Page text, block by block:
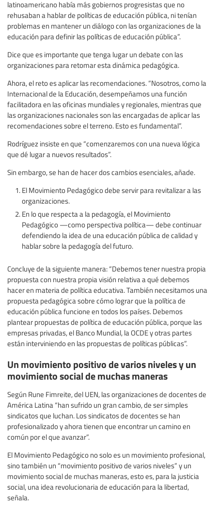
latinoamericano había más gobiernos progresistas que no
rehusaban a hablar de políticas de educación pública, ni tenían
problemas en mantener un diálogo con las organizaciones de la
educación para definir las políticas de educación pública”.
Dice que es importante que tenga lugar un debate con las
organizaciones para retomar esta dinámica pedagógica.
Ahora, el reto es aplicar las recomendaciones. “Nosotros, como la
Internacional de la Educación, desempeñamos una función
facilitadora en las oficinas mundiales y regionales, mientras que
las organizaciones nacionales son las encargadas de aplicar las
recomendaciones sobre el terreno. Esto es fundamental”.
Rodríguez insiste en que “comenzaremos con una nueva lógica
que dé lugar a nuevos resultados”.
Sin embargo, se han de hacer dos cambios esenciales, añade.
El Movimiento Pedagógico debe servir para revitalizar a las
organizaciones.
En lo que respecta a la pedagogía, el Movimiento
Pedagógico —como perspectiva política— debe continuar
defendiendo la idea de una educación pública de calidad y
hablar sobre la pedagogía del futuro.
Concluye de la siguiente manera: “Debemos tener nuestra propia
propuesta con nuestra propia visión relativa a qué debemos
hacer en materia de política educativa. También necesitamos una
propuesta pedagógica sobre cómo lograr que la política de
educación pública funcione en todos los países. Debemos
plantear propuestas de política de educación pública, porque las
empresas privadas, el Banco Mundial, la OCDE y otras partes
están interviniendo en las propuestas de políticas públicas”.
Un movimiento positivo de varios niveles y un
movimiento social de muchas maneras
Según Rune Fimreite, del UEN, las organizaciones de docentes de
América Latina “han sufrido un gran cambio, de ser simples
sindicatos que luchan. Los sindicatos de docentes se han
profesionalizado y ahora tienen que encontrar un camino en
común por el que avanzar”.
El Movimiento Pedagógico no solo es un movimiento profesional,
sino también un “movimiento positivo de varios niveles” y un
movimiento social de muchas maneras, esto es, para la justicia
social, una idea revolucionaria de educación para la libertad,
señala.